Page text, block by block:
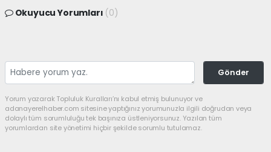
Okuyucu Yorumları (0)
Gönder
Yorum yazarak Topluluk Kuralları’nı kabul etmiş bulunuyor ve
adanayerelhaber.com sitesine yaptığınız yorumunuzla ilgili doğrudan veya
dolaylı tüm sorumluluğu tek başınıza üstleniyorsunuz. Yazılan tüm
yorumlardan site yönetimi hiçbir şekilde sorumlu tutulamaz.